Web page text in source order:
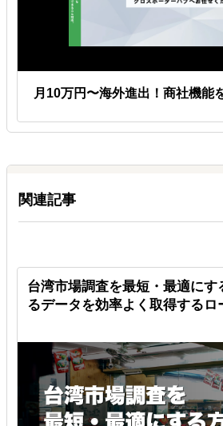
月10万円〜海外進出！商社機能
関連記事
台湾市場調査を最短・最適にす
るデータを効率よく取得するロ